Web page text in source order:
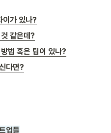
이가 있나?
같은데?
법 혹은 팁이 있나?
다면?
업들